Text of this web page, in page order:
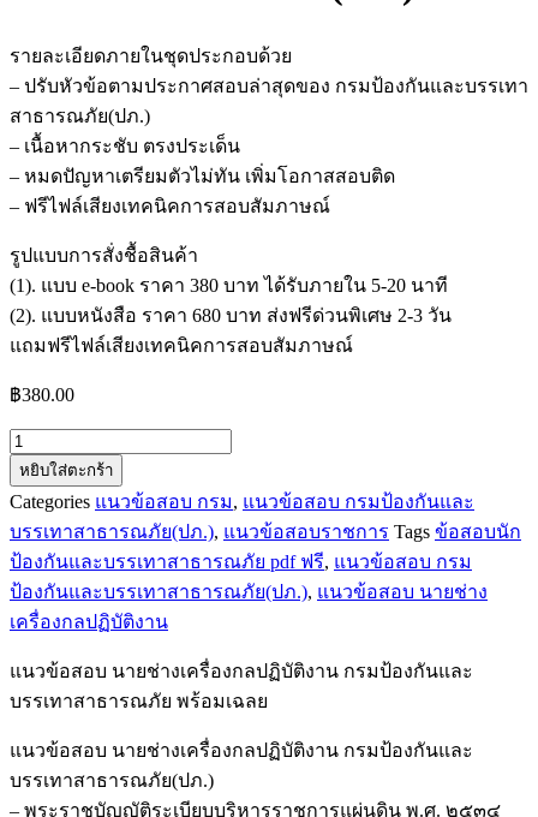
รายละเอียดภายในชุดประกอบด้วย
– ปรับหัวข้อตามประกาศสอบล่าสุดของ กรมป้องกันและบรรเทา
สาธารณภัย(ปภ.)
– เนื้อหากระชับ ตรงประเด็น
– หมดปัญหาเตรียมตัวไม่ทัน เพิ่มโอกาสสอบติด
– ฟรีไฟล์เสียงเทคนิคการสอบสัมภาษณ์
รูปแบบการสั่งชื้อสินค้า
(1). แบบ e-book ราคา 380 บาท ได้รับภายใน 5-20 นาที
(2). แบบหนังสือ ราคา 680 บาท ส่งฟรีด่วนพิเศษ 2-3 วัน
แถมฟรีไฟล์เสียงเทคนิคการสอบสัมภาษณ์
฿380.00
จำนวน
แนว
ข้อสอบ
นาย
ช่าง
เครื่องกล
ปฏิบัติ
กรม
ป้องกัน
และ
บรรเทา
สาธารณภัย(ปภ.)
หยิบใส่ตะกร้า
Categories แนวข้อสอบ กรม, แนวข้อสอบ กรมป้องกันและ
บรรเทาสาธารณภัย(ปภ.), แนวข้อสอบราชการ Tags ข้อสอบนัก
ป้องกันและบรรเทาสาธารณภัย pdf ฟรี, แนวข้อสอบ กรม
ป้องกันและบรรเทาสาธารณภัย(ปภ.), แนวข้อสอบ นายช่าง
เครื่องกลปฏิบัติงาน
แนวข้อสอบ นายช่างเครื่องกลปฏิบัติงาน กรมป้องกันและ
บรรเทาสาธารณภัย พร้อมเฉลย
แนวข้อสอบ นายช่างเครื่องกลปฏิบัติงาน กรมป้องกันและ
บรรเทาสาธารณภัย(ปภ.)
– พระราชบัญญัติระเบียบบริหารราชการแผ่นดิน พ.ศ. ๒๕๓๔